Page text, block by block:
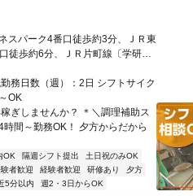
スパーク4番口徒歩約3分、ＪＲ東
徒歩約6分、ＪＲ片町線〔学研都
務日数（週）：2日 シフトサイク
OK
ぎしませんか？ ＊＼調理補助ス
間～勤務OK！ 夕方からだから
OK 隔週シフト提出
土日祝のみOK
者歓迎 経験者歓迎 研修あり
夕方
5分以内 週2・3日からOK